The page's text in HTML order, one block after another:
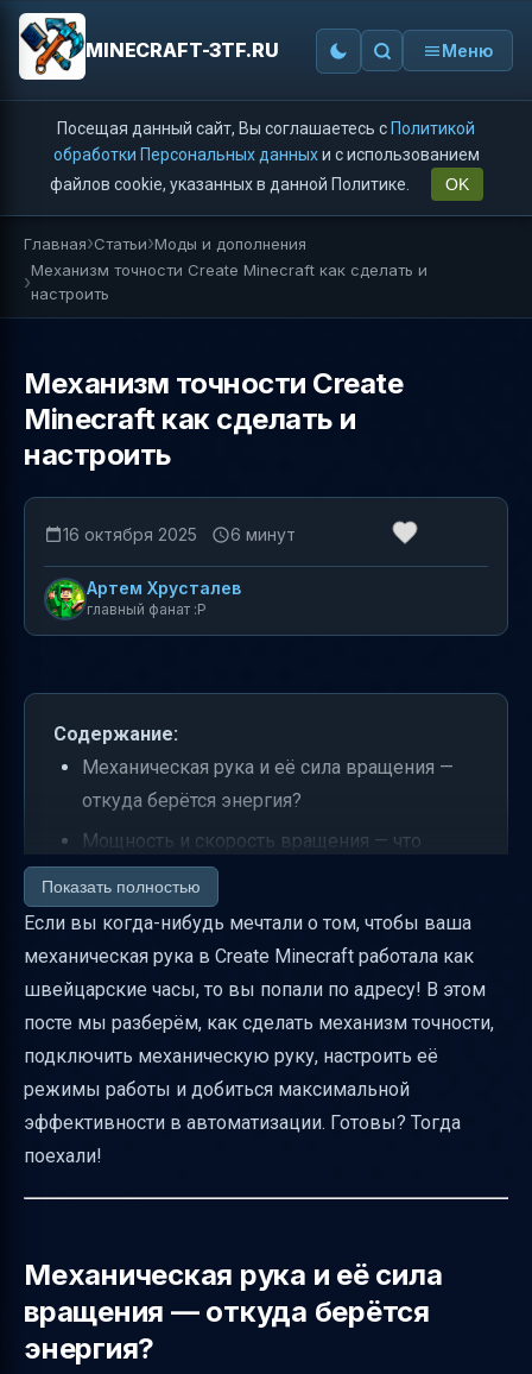
MINECRAFT-3TF.RU Меню
Посещая данный сайт, Вы соглашаетесь с Политикой
обработки Персональных данныхи с использованием
файлов cookie, указанных в данной Политике.
OK
Главная Статьи Моды и дополнения
Механизм точности Create Minecraft как сделать и
настроить
Механизм точности Create
Minecraft как сделать и
настроить
16 октября 2025 6 минут
Артем Хрусталев
главный фанат :P
Содержание:
Механическая рука и её сила вращения —
откуда берётся энергия?
Мощность и скорость вращения — что
важно?
Рецепт создания механической руки и
можно ли заменить материалы?
Цели механической руки — что она может
переносить?
Входы и выходы — как назначить и зачем
это нужно?
Можно ли изменить назначения после
дают?
Что если выход недоступен или
переполнен?
Показать полностью
Если вы когда-нибудь мечтали о том, чтобы ваша
механическая рука в Create Minecraft работала как
швейцарские часы, то вы попали по адресу! В этом
посте мы разберём, как сделать механизм точности,
подключить механическую руку, настроить её
режимы работы и добиться максимальной
эффективности в автоматизации. Готовы? Тогда
поехали!
Механическая рука и её сила
вращения — откуда берётся
энергия?